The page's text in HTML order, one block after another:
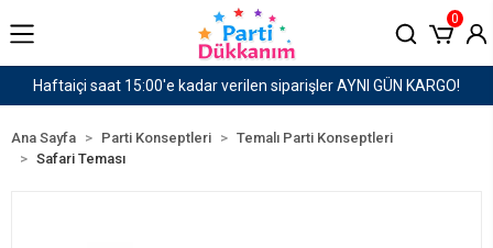
GÜN KARGO! 1500 TL ve Üzeri Kargo
0
Ana Sayfa Parti Konseptleri
Temalı Parti Konseptleri
Safari Teması